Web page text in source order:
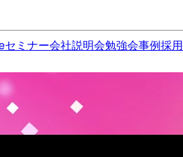
セミナー会社説明会勉強会事例採用